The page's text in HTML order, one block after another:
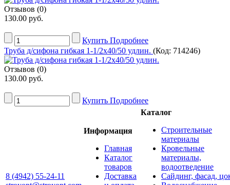
Отзывов (0)
130.00 руб.
Купить Подробнее
Труба д/сифона гибкая 1-1/2х40/50 удлин. (Код: 714246)
Отзывов (0)
130.00 руб.
Купить Подробнее
8 (4942) 55-24-11
Информация
Главная
Каталог
товаров
Доставка
Каталог
Строительные
материалы
Кровельные
материалы,
водоотведение
Сайдинг, фасад,